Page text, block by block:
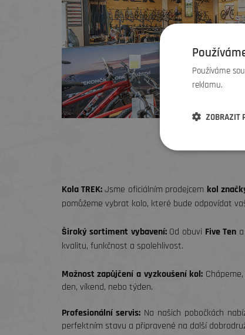
Kola TREK:Jsme oficiálním prodejcem kol
pomůžeme vybrat kolo, které bude odpovídat
Široký sortiment vybavení: Od obuvi Five Ten
kvalitu, funkčnost a spolehlivost.
Možnost zapůjčení a vyzkoušení kol:
den, víkend, nebo týden.
Profesionální servis: Na našich pobočkách
perfektním stavu a připravené na další
Používáme
reklamu.
ZOBRAZIT